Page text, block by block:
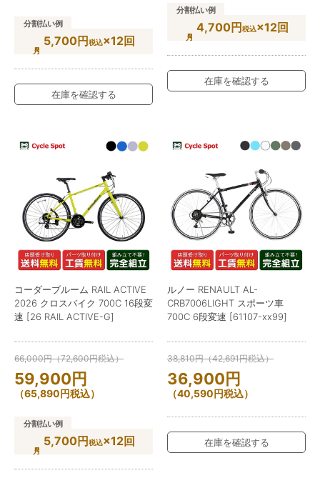
分割払い例
5,700円税込×12回
在庫を確認する
分割払い例
4,700円税込×12回
在庫を確認する
コーダーブルーム RAIL ACTIVE
2026 クロスバイク 700C 16段変
速 [26 RAIL ACTIVE-G]
66,000円（72,600円税込）
59,900円
（65,890円税込）
分割払い例
5,700円税込×12回
ルノー RENAULT AL-
CRB7006LIGHT スポーツ車
700C 6段変速 [61107-xx99]
38,810円（42,691円税込）
36,900円
（40,590円税込）
在庫を確認する